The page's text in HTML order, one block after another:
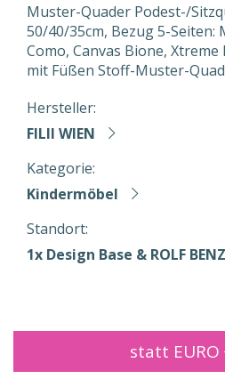
Muster-Quader Podest-/
50/40/35cm, Bezug 5-
Como, Canvas Bione,
mit Füßen Stoff-Muster-
Hersteller:
FILII WIEN
Kategorie:
Kindermöbel
Standort:
1x Design Base & ROLF
statt EURO